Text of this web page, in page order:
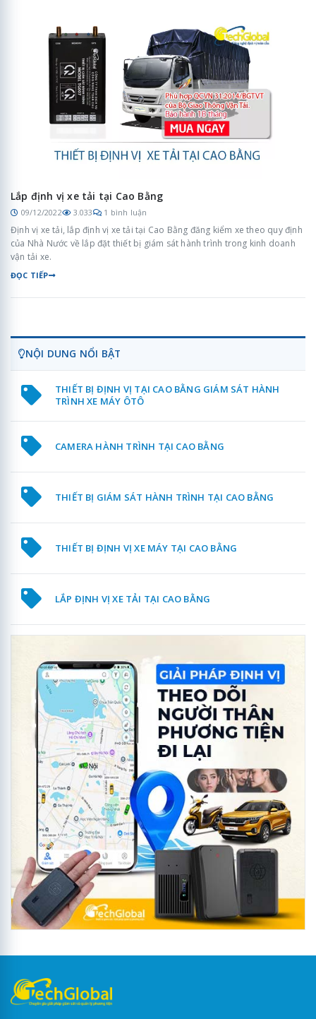
Lắp định vị xe tải tại Cao Bằng
09/12/2022 3.033 1 bình luận
Định vị xe tải, lắp định vị xe tải tại Cao Bằng đăng kiểm xe theo quy định
của Nhà Nước về lắp đặt thiết bị giám sát hành trình trong kinh doanh
vận tải xe.
ĐỌC TIẾP
NỘI DUNG NỔI BẬT
THIẾT BỊ ĐỊNH VỊ TẠI CAO BẰNG GIÁM SÁT HÀNH
TRÌNH XE MÁY ÔTÔ
CAMERA HÀNH TRÌNH TẠI CAO BẰNG
THIẾT BỊ GIÁM SÁT HÀNH TRÌNH TẠI CAO BẰNG
THIẾT BỊ ĐỊNH VỊ XE MÁY TẠI CAO BẰNG
LẮP ĐỊNH VỊ XE TẢI TẠI CAO BẰNG